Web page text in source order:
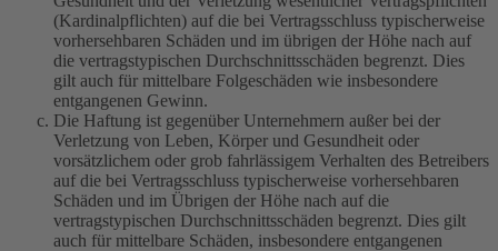
(Kardinalpflichten) auf die bei Vertragsschluss typischerweise
vorhersehbaren Schäden und im übrigen der Höhe nach auf
die vertragstypischen Durchschnittsschäden begrenzt. Dies
gilt auch für mittelbare Folgeschäden wie insbesondere
entgangenen Gewinn.
Die Haftung ist gegenüber Unternehmern außer bei der
Verletzung von Leben, Körper und Gesundheit oder
vorsätzlichem oder grob fahrlässigem Verhalten des Betreibers
auf die bei Vertragsschluss typischerweise vorhersehbaren
Schäden und im Übrigen der Höhe nach auf die
vertragstypischen Durchschnittsschäden begrenzt. Dies gilt
auch für mittelbare Schäden, insbesondere entgangenen